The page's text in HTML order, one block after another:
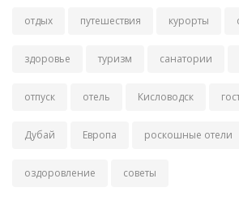
отдых путешествия курорты
здоровье туризм санатории
отпуск отель Кисловодск
Дубай Европа роскошные отели
оздоровление советы